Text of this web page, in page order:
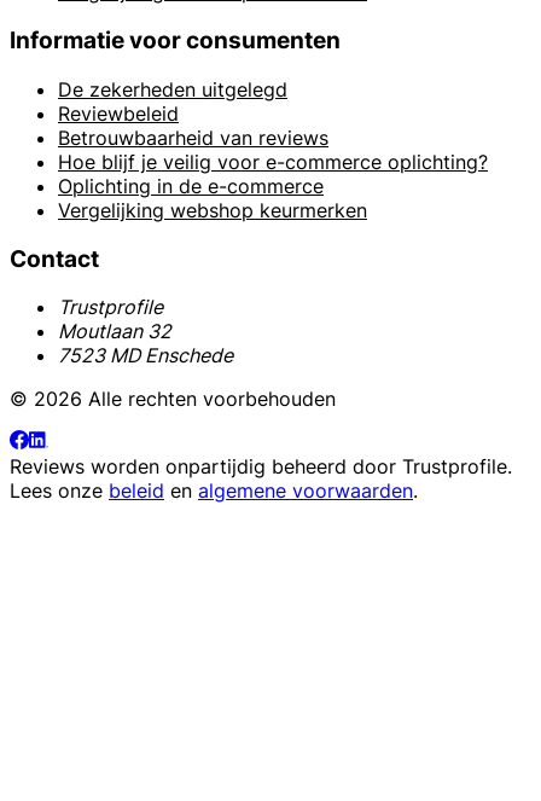
Informatie voor consumenten
De zekerheden uitgelegd
Reviewbeleid
Betrouwbaarheid van reviews
Hoe blijf je veilig voor e-commerce oplichting?
Oplichting in de e-commerce
Vergelijking webshop keurmerken
Contact
Trustprofile
Moutlaan 32
7523 MD Enschede
© 2026 Alle rechten voorbehouden
Reviews worden onpartijdig beheerd door Trustprofile.
Lees onze beleid en algemene voorwaarden.